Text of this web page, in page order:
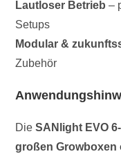
Lautloser Betrieb –
Setups
Modular &
Zubehör
DieSANlight EVO
großen